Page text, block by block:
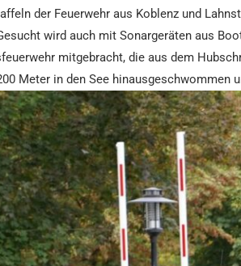
der Feuerwehr aus Koblenz und
wird auch mit Sonargeräten aus
mitgebracht, die aus dem
Meter in den See hinausgeschwommen